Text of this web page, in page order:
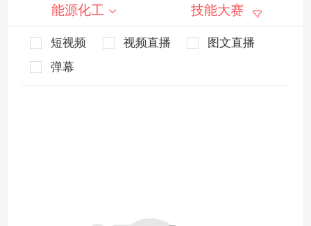
能源化工 技能大赛
短视频 视频直播
图文直播
弹幕